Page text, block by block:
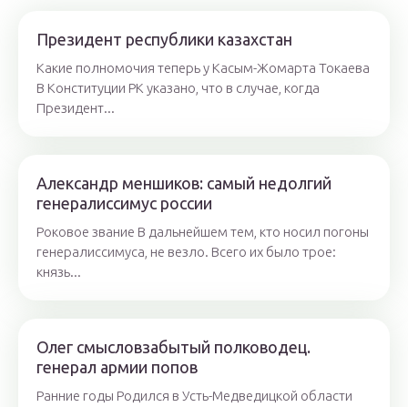
Президент республики казахстан
Какие полномочия теперь у Касым-Жомарта Токаева
В Конституции РК указано, что в случае, когда
Президент...
Александр меншиков: самый недолгий
генералиссимус россии
Роковое звание В дальнейшем тем, кто носил погоны
генералиссимуса, не везло. Всего их было трое:
князь...
Олег смысловзабытый полководец.
генерал армии попов
Ранние годы Родился в Усть-Медведицкой области